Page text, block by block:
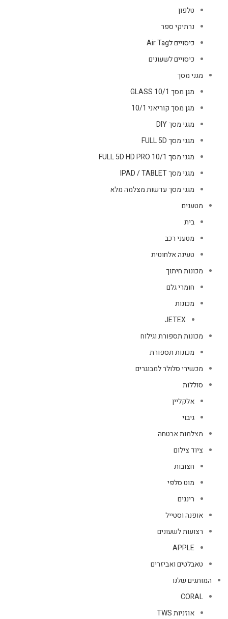
טלפון
נרתיקי ספר
כיסויים לAir Tag
כיסויים לשעונים
מגני מסך
מגן מסך GLASS 10/1
מגן מסך קוריאני 10/1
מגני מסך DIY
מגני מסך FULL 5D
מגני מסך FULL 5D HD PRO 10/1
מגני מסך IPAD / TABLET
מגני מסך עדשות מצלמה מלא
מטענים
בית
מטעני רכב
טעינה אלחוטית
מכונות חיתוך
חומרי גלם
מכונות
JETEX
מכונות תספורת וגילוח
מכונות תספורת
מכשירי סלולר למבוגרים
סוללות
אלקליין
גיבוי
מצלמות אבטחה
ציוד צילום
חצובות
מוט סלפי
רינגים
אופנה וסטייל
רצועות לשעונים
APPLE
טאבלטים ואביזרים
המותגים שלנו
CORAL
אוזניות TWS